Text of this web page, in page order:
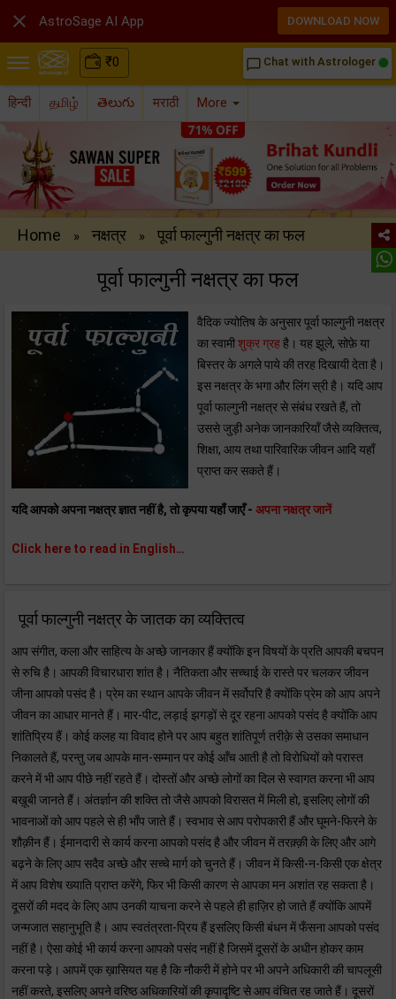
₹0 chat_bubble_outline Chat with Astrologer
हिन्दी தமிழ் తెలుగు मराठी More
Home » नक्षत्र » पूर्वा फाल्गुनी नक्षत्र का फल
पूर्वा फाल्गुनी नक्षत्र का फल
वैदिक ज्योतिष के अनुसार पूर्वा फाल्गुनी नक्षत्र
का स्वामीशुक्र ग्रहहै। यह झूले, सोफ़े या
बिस्तर के अगले पाये की तरह दिखायी देता है।
इस नक्षत्र के भगा और लिंग स्री है। यदि आप
पूर्वा फाल्गुनी नक्षत्र से संबंध रखते हैं, तो
उससे जुड़ी अनेक जानकारियाँ जैसे व्यक्तित्व,
शिक्षा, आय तथा पारिवारिक जीवन आदि यहाँ
प्राप्त कर सकते हैं।
यदि आपको अपना नक्षत्र ज्ञात नहीं है, तो कृपया यहाँ जाएँ - अपना नक्षत्र जानें
Click here to read in English…
पूर्वा फाल्गुनी नक्षत्र के जातक का व्यक्तित्व
आप संगीत, कला और साहित्य के अच्छे जानकार हैं क्योंकि इन विषयों के प्रति आपकी बचपन
से रुचि है। आपकी विचारधारा शांत है। नैतिकता और सच्चाई के रास्ते पर चलकर जीवन
जीना आपको पसंद है। प्रेम का स्थान आपके जीवन में सर्वोपरि है क्योंकि प्रेम को आप अपने
जीवन का आधार मानते हैं। मार-पीट, लड़ाई झगड़ों से दूर रहना आपको पसंद है क्योंकि आप
शांतिप्रिय हैं। कोई कलह या विवाद होने पर आप बहुत शांतिपूर्ण तरीक़े से उसका समाधान
निकालते हैं, परन्तु जब आपके मान-सम्मान पर कोई आँच आती है तो विरोधियों को परास्त
करने में भी आप पीछे नहीं रहते हैं। दोस्तों और अच्छे लोगों का दिल से स्वागत करना भी आप
बख़ूबी जानते हैं। अंतर्ज्ञान की शक्ति तो जैसे आपको विरासत में मिली हो, इसलिए लोगों की
भावनाओं को आप पहले से ही भाँप जाते हैं। स्वभाव से आप परोपकारी हैं और घूमने-फिरने के
शौक़ीन हैं। ईमानदारी से कार्य करना आपको पसंद है और जीवन में तरक़्क़ी के लिए और आगे
बढ़ने के लिए आप सदैव अच्छे और सच्चे मार्ग को चुनते हैं। जीवन में किसी-न-किसी एक क्षेत्र
में आप विशेष ख्याति प्राप्त करेंगे, फिर भी किसी कारण से आपका मन अशांत रह सकता है।
दूसरों की मदद के लिए आप उनकी याचना करने से पहले ही हाज़िर हो जाते हैं क्योंकि आपमें
जन्मजात सहानुभूति है। आप स्वतंत्रता-प्रिय हैं इसलिए किसी बंधन में फँसना आपको पसंद
नहीं है। ऐसा कोई भी कार्य करना आपको पसंद नहीं है जिसमें दूसरों के अधीन होकर काम
करना पड़े। आपमें एक ख़ासियत यह है कि नौकरी में होने पर भी अपने अधिकारी की चापलूसी
नहीं करते, इसलिए अपने वरिष्ठ अधिकारियों की कृपादृष्टि से आप वंचित रह जाते हैं। दूसरों
 AstroSage AI App DOWNLOAD NOW